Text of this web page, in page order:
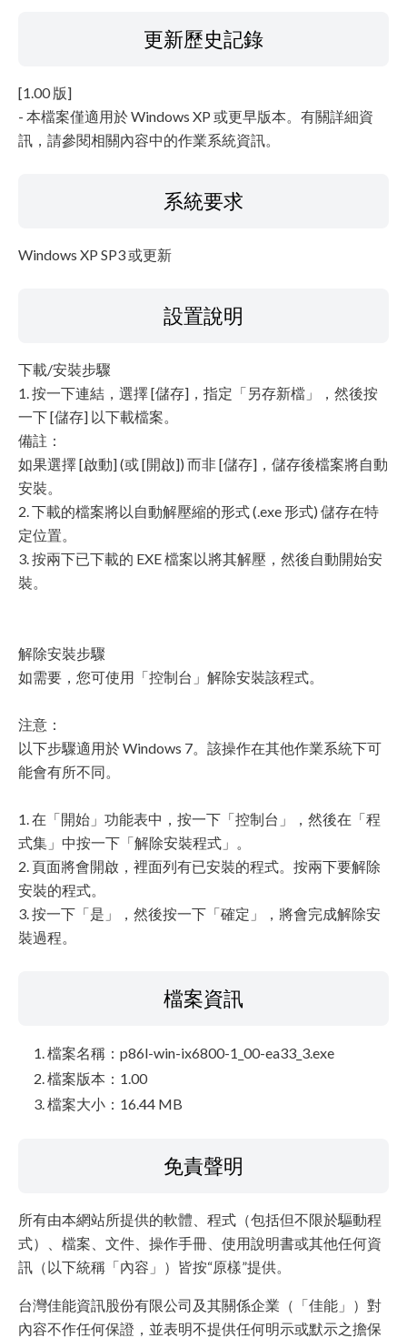
更新歷史記錄
[1.00 版]
- 本檔案僅適用於 Windows XP 或更早版本。有關詳細資
訊，請參閱相關內容中的作業系統資訊。
系統要求
Windows XP SP3 或更新
設置說明
下載/安裝步驟
1. 按一下連結，選擇 [儲存]，指定「另存新檔」，然後按
一下 [儲存] 以下載檔案。
備註：
如果選擇 [啟動] (或 [開啟]) 而非 [儲存]，儲存後檔案將自動
安裝。
2. 下載的檔案將以自動解壓縮的形式 (.exe 形式) 儲存在特
定位置。
3. 按兩下已下載的 EXE 檔案以將其解壓，然後自動開始安
裝。
解除安裝步驟
如需要，您可使用「控制台」解除安裝該程式。
注意：
以下步驟適用於 Windows 7。該操作在其他作業系統下可
能會有所不同。
1. 在「開始」功能表中，按一下「控制台」，然後在「程
式集」中按一下「解除安裝程式」。
2. 頁面將會開啟，裡面列有已安裝的程式。按兩下要解除
安裝的程式。
3. 按一下「是」，然後按一下「確定」，將會完成解除安
裝過程。
檔案資訊
檔案名稱：p86l-win-ix6800-1_00-ea33_3.exe
檔案版本：1.00
檔案大小：16.44 MB
免責聲明
所有由本網站所提供的軟體、程式（包括但不限於驅動程
式）、檔案、文件、操作手冊、使用說明書或其他任何資
訊（以下統稱「內容」）皆按“原樣”提供。
台灣佳能資訊股份有限公司及其關係企業（「佳能」）對
內容不作任何保證，並表明不提供任何明示或默示之擔保